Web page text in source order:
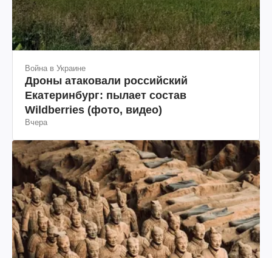
Война в Украине
Дроны атаковали российский
Екатеринбург: пылает состав
Wildberries (фото, видео)
Вчера